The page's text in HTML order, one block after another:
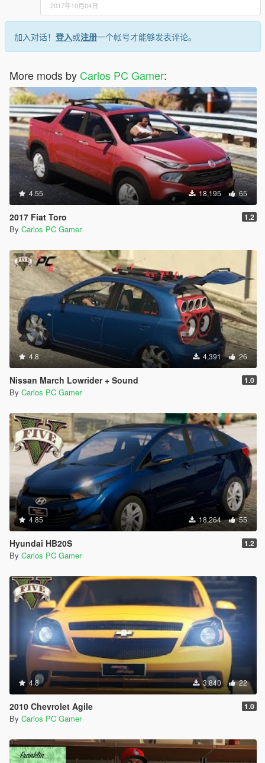
2017年10月04日
加入对话！ 登入或注册一个帐号才能够发表评论。
More mods by Carlos PC Gamer:
4.55 18,195 65
2017 Fiat Toro 1.2
By Carlos PC Gamer
4.8 4,391 26
Nissan March Lowrider + Sound 1.0
By Carlos PC Gamer
4.85 18,264 55
Hyundai HB20S 1.2
By Carlos PC Gamer
4.8 3,840 22
2010 Chevrolet Agile 1.0
By Carlos PC Gamer